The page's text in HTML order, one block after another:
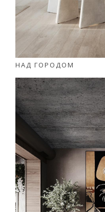
НАД ГОРОДОМ